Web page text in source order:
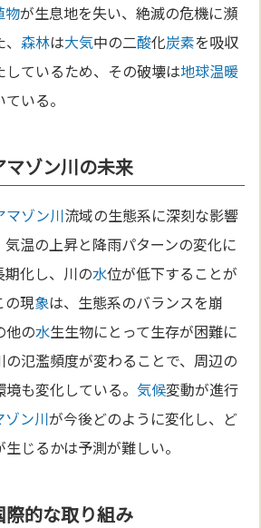
物が生息地を失い、絶滅の危機に瀕
、森林は大気中の二酸化炭素を吸収
しているため、その破壊は地球温暖
いる。
ゾン川の未来
マゾン川流域の生態系に深刻な影響
気温の上昇と降雨パターンの変化に
期化し、川の水位が低下することが
の現象は、生態系のバランスを崩
他の水生生物にとって生存が困難に
の氾濫頻度が変わることで、周辺の
境も変化している。気候変動が進行
ゾン川が今後どのように変化し、ど
じるかは予測が難しい。
的な取り組み